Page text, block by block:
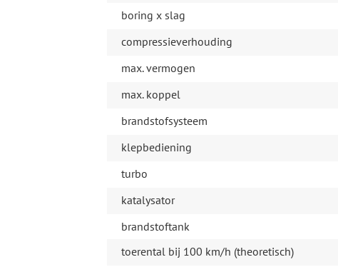
boring x slag
compressieverhouding
max. vermogen
max. koppel
brandstofsysteem
klepbediening
turbo
katalysator
brandstoftank
toerental bij 100 km/h (theoretisch)